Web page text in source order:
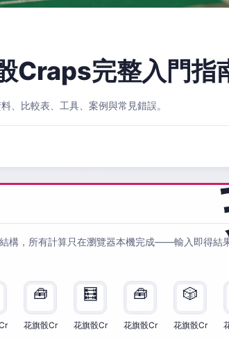
Craps完整入門指
、比較表、工具、案例與常見錯誤。
構，所有計算只在瀏覽器本機完成——輸入即得結
🧰
花旗骰Cr
🧮
花旗骰Cr
🧰
花旗骰Cr
🎲
花旗骰Cr